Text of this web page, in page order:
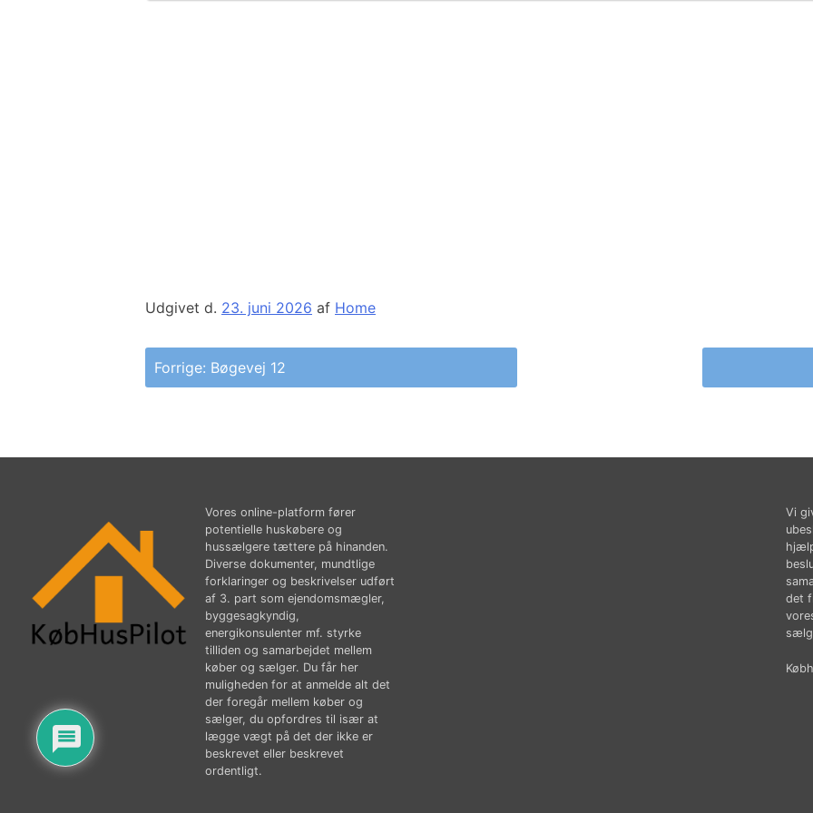
Udgivet d. 23. juni 2026 af Home
Indlægsnavigation
Forrige: Bøgevej 12
Vores online-platform fører
potentielle huskøbere og
hussælgere tættere på hinanden.
Diverse dokumenter, mundtlige
forklaringer og beskrivelser udført
af 3. part som ejendomsmægler,
byggesagkyndig,
energikonsulenter mf. styrke
tilliden og samarbejdet mellem
køber og sælger. Du får her
muligheden for at anmelde alt det
der foregår mellem køber og
sælger, du opfordres til især at
lægge vægt på det der ikke er
beskrevet eller beskrevet
ordentligt.
Vi
det